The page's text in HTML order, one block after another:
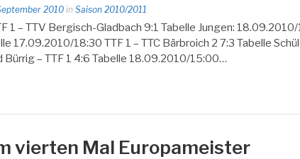
2010 in Saison 2010/2011
1 – TTV Bergisch-Gladbach 9:1 Tabelle Jungen:
17.09.2010/18:30 TTF 1 – TTC Bärbroich 2 7:3 Tabelle
Bürrig – TTF 1 4:6 Tabelle 18.09.2010/15:00…
vierten Mal Europameister